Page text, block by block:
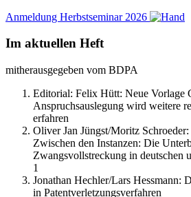
Anmeldung Herbstseminar 2026
Im aktuellen Heft
mitherausgegeben vom BDPA
Editorial: Felix Hütt: Neue Vorlage
Anspruchsauslegung wird weitere
erfahren
Oliver Jan Jüngst/Moritz Schroeder:
Zwischen den Instanzen: Die
Zwangsvollstreckung in deutschen
1
Jonathan Hechler/Lars Hessmann:
in Patentverletzungsverfahren